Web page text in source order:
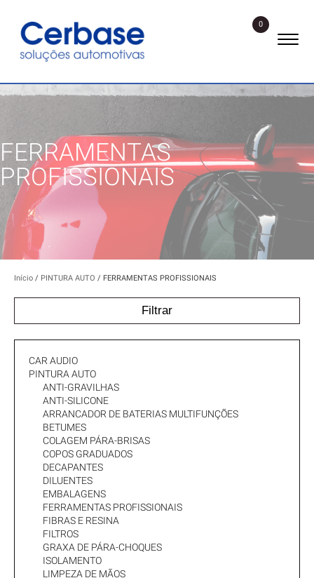
0
FERRAMENTAS
PROFISSIONAIS
Início / PINTURA AUTO / FERRAMENTAS PROFISSIONAIS
Filtrar
CAR AUDIO
PINTURA AUTO
ANTI-GRAVILHAS
ANTI-SILICONE
ARRANCADOR DE BATERIAS MULTIFUNÇÕES
BETUMES
COLAGEM PÁRA-BRISAS
COPOS GRADUADOS
DECAPANTES
DILUENTES
EMBALAGENS
FERRAMENTAS PROFISSIONAIS
FIBRAS E RESINA
FILTROS
GRAXA DE PÁRA-CHOQUES
ISOLAMENTO
LIMPEZA DE MÃOS